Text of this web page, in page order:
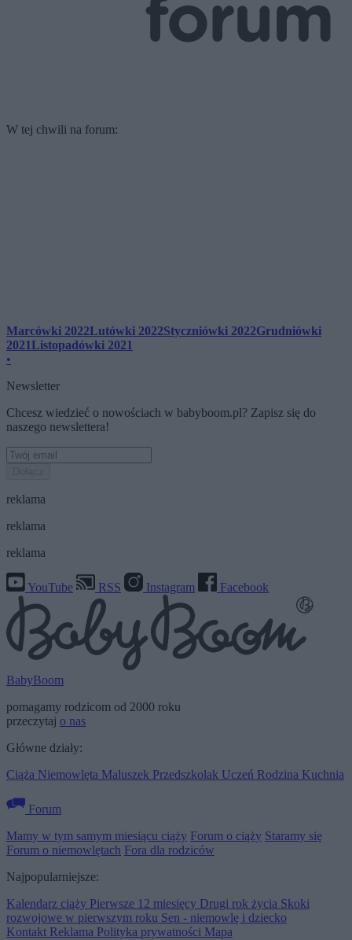
W tej chwili na forum:
Marcówki 2022Lutówki 2022Styczniówki 2022Grudniówki
2021Listopadówki 2021
•
Newsletter
Chcesz wiedzieć o nowościach w babyboom.pl? Zapisz się do
naszego newslettera!
reklama
reklama
reklama
YouTube RSS Instagram Facebook
BabyBoom
pomagamy rodzicom od 2000 roku
przeczytaj o nas
Główne działy:
Ciąża Niemowlęta Maluszek Przedszkolak Uczeń Rodzina Kuchnia
Forum
Mamy w tym samym miesiącu ciąży Forum o ciąży Staramy się
Forum o niemowlętach Fora dla rodziców
Najpopularniejsze:
Kalendarz ciąży Pierwsze 12 miesięcy Drugi rok życia Skoki
rozwojowe w pierwszym roku Sen - niemowlę i dziecko
Kontakt Reklama Polityka prywatności Mapa